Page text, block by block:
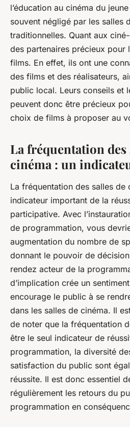
l’éducation au cinéma du
souvent négligé par les salles
traditionnelles. Quant aux
des partenaires précieux pour
films. En effet, ils ont une
des films et des réalisateurs,
public local. Leurs conseils et
peuvent donc être précieux
choix de films à proposer au
La fréquentation des
cinéma : un
La fréquentation des salles de
indicateur important de la
participative. Avec
de programmation, vous
augmentation du nombre de
donnant le pouvoir de
rendez acteur de la
d’implication crée un
encourage le public à se
dans les salles de cinéma. Il
de noter que la fréquentation
être le seul indicateur de
programmation, la diversité
satisfaction du public sont
réussite. Il est donc essentiel
régulièrement les retours du
programmation en